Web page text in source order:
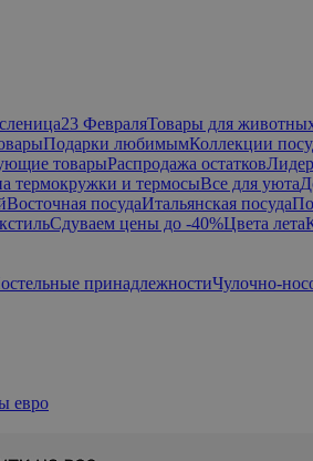
23 ФевраляТовары для
Подарки любимымКоллекции
товарыРаспродажа остатков
термокружки и термосыВсе для уюта
Восточная посудаИтальянская посуда
Сдуваем цены до -40%Цвета лета
принадлежностиЧулочно-
евро